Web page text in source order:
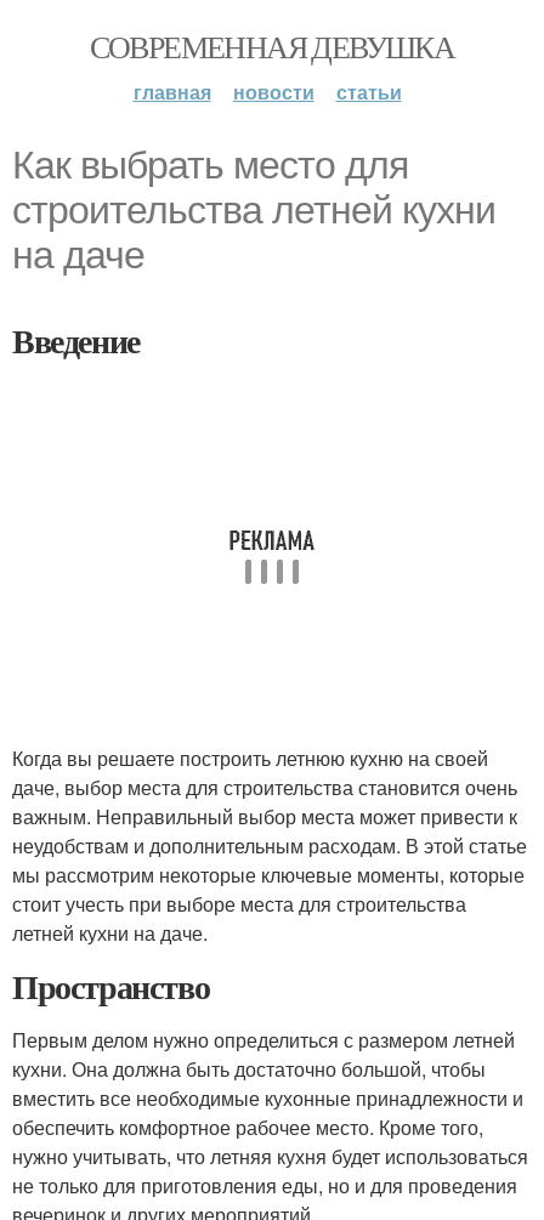
СОВРЕМЕННАЯ ДЕВУШКА
главная новости статьи
Как выбрать место для
строительства летней кухни
на даче
Введение
Когда вы решаете построить летнюю кухню на своей
даче, выбор места для строительства становится очень
важным. Неправильный выбор места может привести к
неудобствам и дополнительным расходам. В этой статье
мы рассмотрим некоторые ключевые моменты, которые
стоит учесть при выборе места для строительства
летней кухни на даче.
Пространство
Первым делом нужно определиться с размером летней
кухни. Она должна быть достаточно большой, чтобы
вместить все необходимые кухонные принадлежности и
обеспечить комфортное рабочее место. Кроме того,
нужно учитывать, что летняя кухня будет использоваться
не только для приготовления еды, но и для проведения